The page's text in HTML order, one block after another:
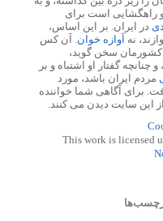
راهگشایی است برای
در ایران. بر این اساس،
نه آوازه خوان. آن کس
کشورمان سخن گوید،
گفتار او اشتباه و بر
مردم ایران باشد، مورد
برای آگاهی شما خواننده
This work is licensed